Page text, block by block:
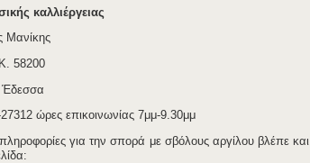
καλλιέργειας
Μανίκης
58200
Έδεσσα
27312 ώρες επικοινωνίας 7μμ-9.30μμ
πληροφορίες για την σπορά με σβόλους αργίλου βλέπε και